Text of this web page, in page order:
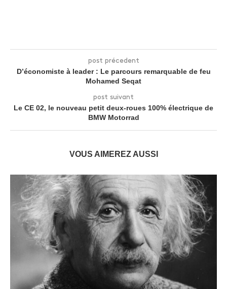
post précedent
D’économiste à leader : Le parcours remarquable de feu
Mohamed Seqat
post suivant
Le CE 02, le nouveau petit deux-roues 100% électrique de
BMW Motorrad
VOUS AIMEREZ AUSSI